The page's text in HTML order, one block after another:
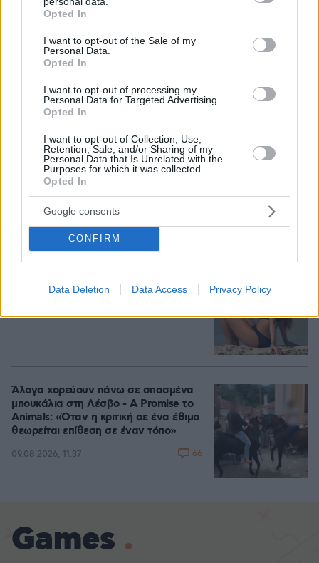
grant or deny consent to Google and its third-party tags to
use your data for below specified purposes in below Google
consent section.
Opted In
I want to opt-out of the Sale of my
Personal Data.
Opted In
I want to opt-out of processing my
Personal Data for Targeted Advertising.
Opted In
I want to opt-out of Collection, Use,
Retention, Sale, and/or Sharing of my
Personal Data that Is Unrelated with the
Purposes for which it was collected.
Opted In
Google consents
CONFIRM
Data Deletion Data Access Privacy Policy
Η Βαλέρια Χοψονίδου βάφτισε τον γιο
της στη Βουλιαγμένη, δείτε
φωτογραφίες
09.08.2026, 09:44
Νεαρός Παλαιστίνιος κλείδωσε
ανήλικη στο σπίτι του στα Χανιά, την
έσωσαν οι φωνές της
09.08.2026, 10:38 89
με μονοκίνι σε παραλία στα Χανιά
Άλογα χορεύουν πάνω σε σπασμένα
μπουκάλια στη Λέσβο - A Promise to
Animals: «Όταν η κριτική σε ένα έθιμο
θεωρείται επίθεση σε έναν τόπο»
09.08.2026, 11:37 66
Games